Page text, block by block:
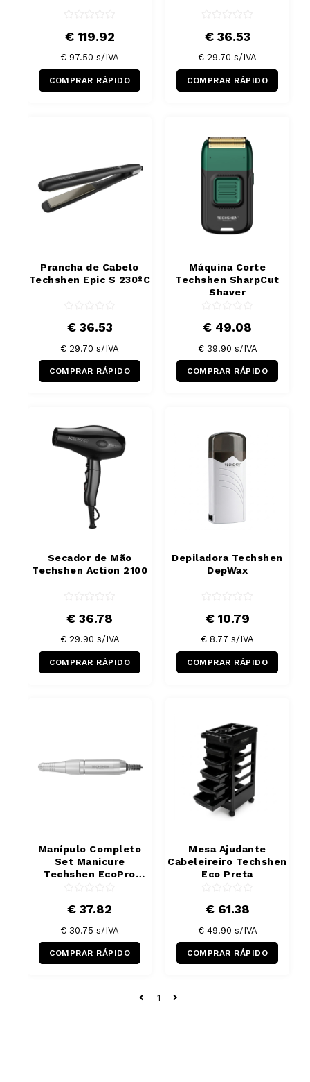
€ 119.92
€ 97.50 s/IVA
COMPRAR RÁPIDO
€ 36.53
€ 29.70 s/IVA
COMPRAR RÁPIDO
Prancha de Cabelo
Techshen Epic S 230ºC
€ 36.53
€ 29.70 s/IVA
COMPRAR RÁPIDO
Máquina Corte
Techshen SharpCut
Shaver
€ 49.08
€ 39.90 s/IVA
COMPRAR RÁPIDO
Secador de Mão
Techshen Action 2100
€ 36.78
€ 29.90 s/IVA
COMPRAR RÁPIDO
Depiladora Techshen
DepWax
€ 10.79
€ 8.77 s/IVA
COMPRAR RÁPIDO
Manípulo Completo
Set Manicure
Techshen EcoPro
€ 37.82
€ 30.75 s/IVA
COMPRAR RÁPIDO
Mesa Ajudante
Cabeleireiro Techshen
Eco Preta
€ 61.38
€ 49.90 s/IVA
COMPRAR RÁPIDO
1